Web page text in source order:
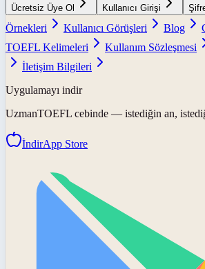
Ücretsiz Üye Ol Kullanıcı Girişi
Örnekleri
Kullanıcı Görüşleri Blog
TOEFL Kelimeleri
Kullanım Sözleşmesi
İletişim Bilgileri
Uygulamayı indir
UzmanTOEFL cebinde — istediğin an,
İndirApp Store